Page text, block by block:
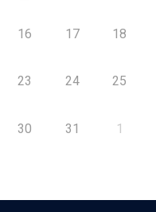
16 17 18
23 24 25
30 31 1